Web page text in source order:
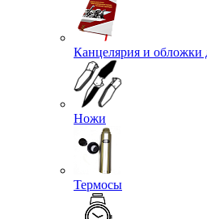
Канцелярия и обложки
Ножи
Термосы